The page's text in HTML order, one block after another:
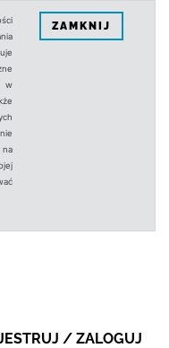
w
ZAMKNIJ
/ ZALOGUJ